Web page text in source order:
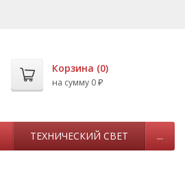
Корзина (0)
на сумму 0 ₽
ТЕХНИЧЕСКИЙ СВЕТ ...